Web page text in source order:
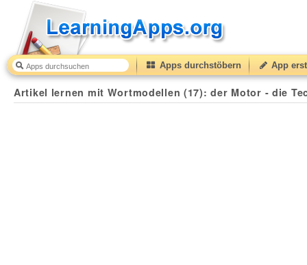
Apps durchstöbern App
Artikel lernen mit Wortmodellen (17): der Motor - die